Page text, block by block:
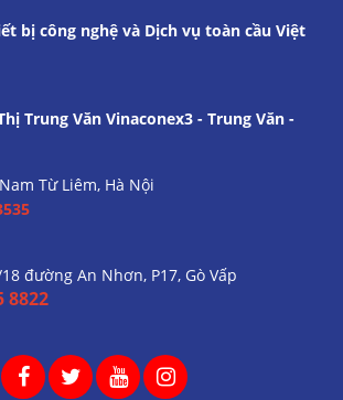
bị công nghệ và Dịch vụ toàn cầu Việt
Trung Văn Vinaconex3 - Trung Văn -
Từ Liêm, Hà Nội
đường An Nhơn, P17, Gò Vấp
8822